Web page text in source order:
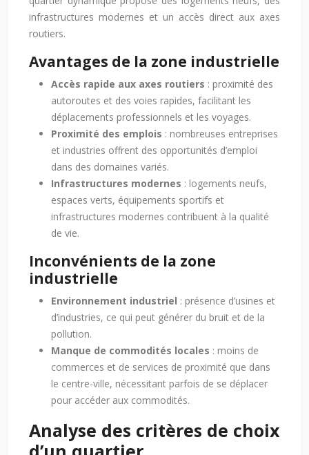
infrastructures modernes et un accès direct aux axes
routiers.
Avantages de la zone industrielle
Accès rapide aux axes routiers : proximité des
autoroutes et des voies rapides, facilitant les
déplacements professionnels et les voyages.
Proximité des emplois : nombreuses entreprises
et industries offrent des opportunités d’emploi
dans des domaines variés.
Infrastructures modernes : logements neufs,
espaces verts, équipements sportifs et
infrastructures modernes contribuent à la qualité
de vie.
Inconvénients de la zone
industrielle
Environnement industriel : présence d’usines et
d’industries, ce qui peut générer du bruit et de la
pollution.
Manque de commodités locales : moins de
commerces et de services de proximité que dans
le centre-ville, nécessitant parfois de se déplacer
pour accéder aux commodités.
Analyse des critères de choix